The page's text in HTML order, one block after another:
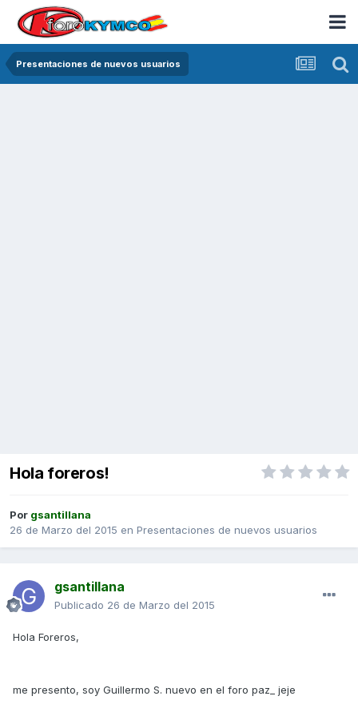
Presentaciones de nuevos usuarios
Hola foreros!
Por gsantillana
26 de Marzo del 2015 en Presentaciones de nuevos usuarios
gsantillana
Publicado 26 de Marzo del 2015
Hola Foreros,
me presento, soy Guillermo S. nuevo en el foro paz_ jeje